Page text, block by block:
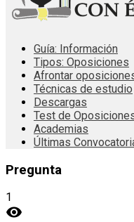
Guía: Información
Tipos: Oposiciones
Afrontar
Técnicas de estudio
Descargas
Test de
Academias
Últimas
Pregunta
1
visibility